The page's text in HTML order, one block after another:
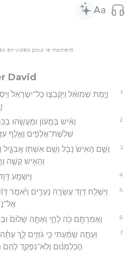
en vidéo pour le moment.
David
1
וַיָּ֣מָת שְׁמוּאֵ֔ל וַיִּקָּבְצ֤וּ כָל־יִשְׂרָאֵל֙
2
וְאִ֨ישׁ בְּמָע֜וֹן וּמַעֲשֵׂ֣הוּ
שְׁלֹֽשֶׁת־אֲלָפִ֖ים וְאֶ֣לֶף
3
וְשֵׁ֤ם הָאִישׁ֙ נָבָ֔ל וְשֵׁ֥ם אִשְׁתּ֖וֹ
וְהָאִ֥ישׁ קָשֶׁ֛ה
4 וַיִּשְׁמַ֥ע
5
וַיִּשְׁלַ֥ח דָּוִ֖ד עֲשָׂרָ֣ה נְעָרִ֑ים וַיֹּ֨אמֶר
6 וַאֲמַרְתֶּ֥ם כֹּ֖ה לֶחָ֑י וְאַתָּ֤ה שָׁלוֹם֙
7
וְעַתָּ֣ה שָׁמַ֔עְתִּי כִּ֥י גֹזְזִ֖ים לָ֑ךְ
הֶכְלַמְנ֗וּם וְלֹֽא־נִפְקַ֤ד לָהֶם֙